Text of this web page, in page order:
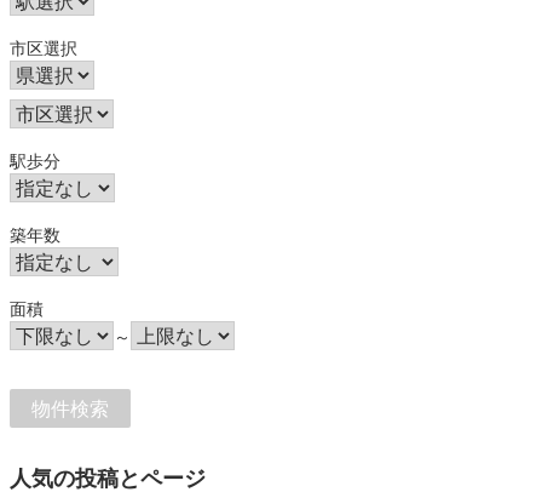
市区選択
駅歩分
築年数
面積
～
人気の投稿とページ